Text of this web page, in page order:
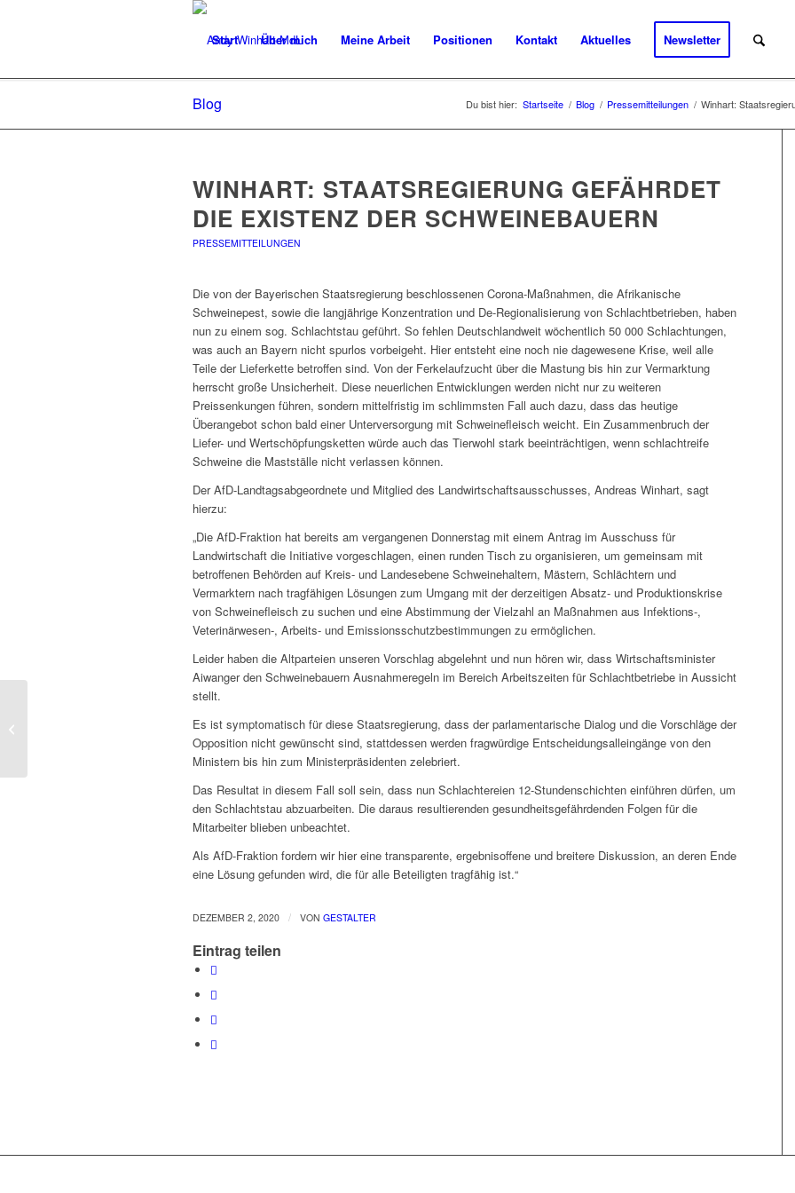
Start Über mich Meine Arbeit Positionen Kontakt Aktuelles Newsletter
Blog Du bist hier: Startseite / Blog / Pressemitteilungen / Winhart:
WINHART: STAATSREGIERUNG GEFÄHRDET
DIE EXISTENZ DER SCHWEINEBAUERN
PRESSEMITTEILUNGEN
Die von der Bayerischen Staatsregierung beschlossenen Corona-Maßnahmen, die Afrikanische
Schweinepest, sowie die langjährige Konzentration und De-Regionalisierung von Schlachtbetrieben, haben
nun zu einem sog. Schlachtstau geführt. So fehlen Deutschlandweit wöchentlich 50 000 Schlachtungen,
was auch an Bayern nicht spurlos vorbeigeht. Hier entsteht eine noch nie dagewesene Krise, weil alle
Teile der Lieferkette betroffen sind. Von der Ferkelaufzucht über die Mastung bis hin zur Vermarktung
herrscht große Unsicherheit. Diese neuerlichen Entwicklungen werden nicht nur zu weiteren
Preissenkungen führen, sondern mittelfristig im schlimmsten Fall auch dazu, dass das heutige
Überangebot schon bald einer Unterversorgung mit Schweinefleisch weicht. Ein Zusammenbruch der
Liefer- und Wertschöpfungsketten würde auch das Tierwohl stark beeinträchtigen, wenn schlachtreife
Schweine die Mastställe nicht verlassen können.
Der AfD-Landtagsabgeordnete und Mitglied des Landwirtschaftsausschusses, Andreas Winhart, sagt
hierzu:
„Die AfD-Fraktion hat bereits am vergangenen Donnerstag mit einem Antrag im Ausschuss für
Landwirtschaft die Initiative vorgeschlagen, einen runden Tisch zu organisieren, um gemeinsam mit
betroffenen Behörden auf Kreis- und Landesebene Schweinehaltern, Mästern, Schlächtern und
Vermarktern nach tragfähigen Lösungen zum Umgang mit der derzeitigen Absatz- und Produktionskrise
von Schweinefleisch zu suchen und eine Abstimmung der Vielzahl an Maßnahmen aus Infektions-,
Veterinärwesen-, Arbeits- und Emissionsschutzbestimmungen zu ermöglichen.
Leider haben die Altparteien unseren Vorschlag abgelehnt und nun hören wir, dass Wirtschaftsminister
Aiwanger den Schweinebauern Ausnahmeregeln im Bereich Arbeitszeiten für Schlachtbetriebe in Aussicht
stellt.
Es ist symptomatisch für diese Staatsregierung, dass der parlamentarische Dialog und die Vorschläge der
Opposition nicht gewünscht sind, stattdessen werden fragwürdige Entscheidungsalleingänge von den
Ministern bis hin zum Ministerpräsidenten zelebriert.
Das Resultat in diesem Fall soll sein, dass nun Schlachtereien 12-Stundenschichten einführen dürfen, um
den Schlachtstau abzuarbeiten. Die daraus resultierenden gesundheitsgefährdenden Folgen für die
Mitarbeiter blieben unbeachtet.
Als AfD-Fraktion fordern wir hier eine transparente, ergebnisoffene und breitere Diskussion, an deren Ende
eine Lösung gefunden wird, die für alle Beteiligten tragfähig ist.“
DEZEMBER 2, 2020 / VON GESTALTER
Eintrag teilen
Abgeordnete fordern praxisnahe